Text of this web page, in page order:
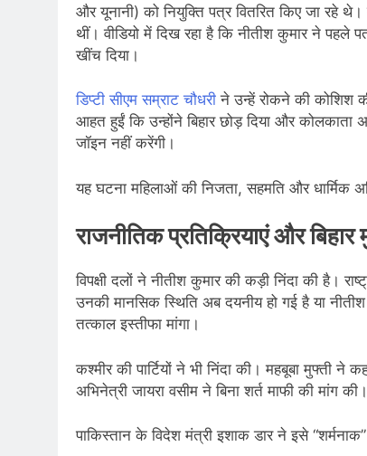
और यूनानी) को नियुक्ति पत्र वितरित किए जा रहे
थीं। वीडियो में दिख रहा है कि नीतीश कुमार ने
खींच दिया।
डिप्टी सीएम सम्राट चौधरी ने उन्हें रोकने की कोशिश
आहत हुईं कि उन्होंने बिहार छोड़ दिया और कोलकाता
जॉइन नहीं करेंगी।
यह घटना महिलाओं की निजता, सहमति और धार्मिक
राजनीतिक प्रतिक्रियाएं और बिहार
विपक्षी दलों ने नीतीश कुमार की कड़ी निंदा की है।
उनकी मानसिक स्थिति अब दयनीय हो गई है या
तत्काल इस्तीफा मांगा।
कश्मीर की पार्टियों ने भी निंदा की। महबूबा मुफ्ती ने
अभिनेत्री जायरा वसीम ने बिना शर्त माफी की मांग
पाकिस्तान के विदेश मंत्री इशाक डार ने इसे